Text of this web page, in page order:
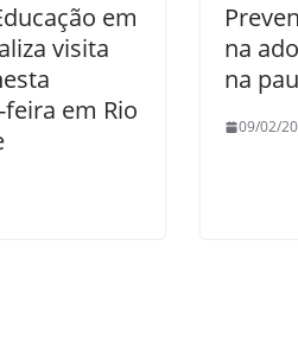
em
visita
em Rio
na
na
09/02/